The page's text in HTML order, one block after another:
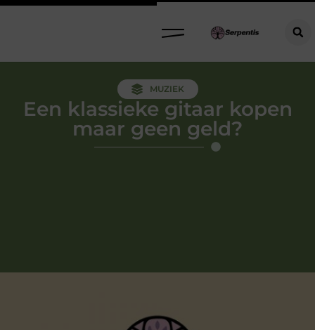
MUZIEK
Een klassieke gitaar kopen
maar geen geld?